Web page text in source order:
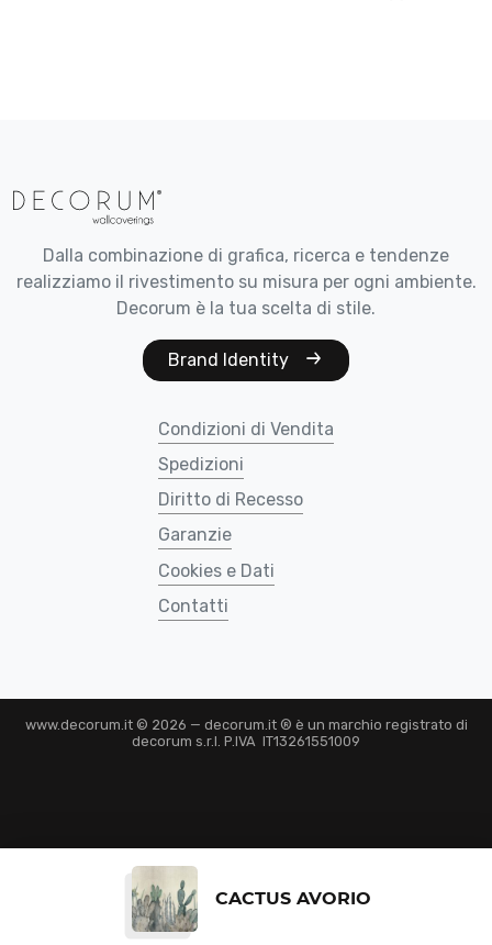
CACTUS AVORIO
Dalla combinazione di grafica, ricerca e tendenze
realizziamo il rivestimento su misura per ogni ambiente.
Decorum è la tua scelta di stile.
Brand Identity
Condizioni di Vendita
Spedizioni
Diritto di Recesso
Garanzie
Cookies e Dati
Contatti
www.decorum.it © 2026 — decorum.it ® è un marchio registrato di
decorum s.r.l. P.IVA IT13261551009